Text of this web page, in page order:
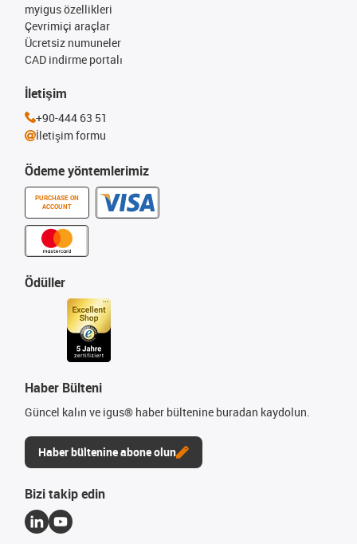
Ödeme yöntemlerimiz
PURCHASE ON
ACCOUNT
myigus özellikleri
Çevrimiçi araçlar
Ücretsiz numuneler
CAD indirme portalı
Ödüller
Haber Bülteni
Güncel kalın ve igus® haber bültenine buradan kaydolun.
Haber bültenine abone olun
İletişim
+90-444 63 51
İletişim formu
Bizi takip edin